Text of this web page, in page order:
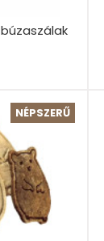
NÉPSZERŰ